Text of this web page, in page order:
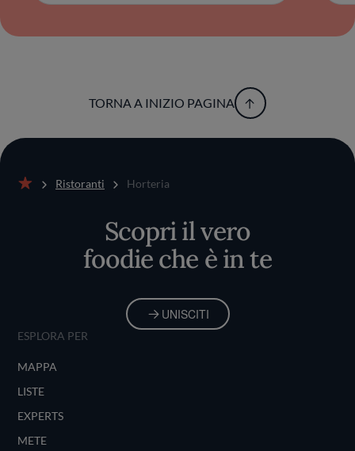
TORNA A INIZIO PAGINA
Ristoranti Horteria
Scopri il vero
foodie che è in te
UNISCITI
ESPLORA PER
MAPPA
LISTE
EXPERTS
METE